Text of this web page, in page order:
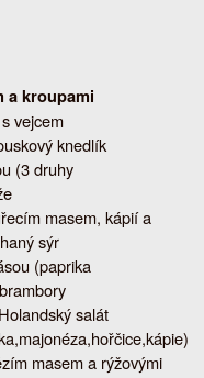
a kroupami
vejcem
knedlík
(3 druhy
masem, kápií a
sýr
(paprika
salát
masem a rýžovými